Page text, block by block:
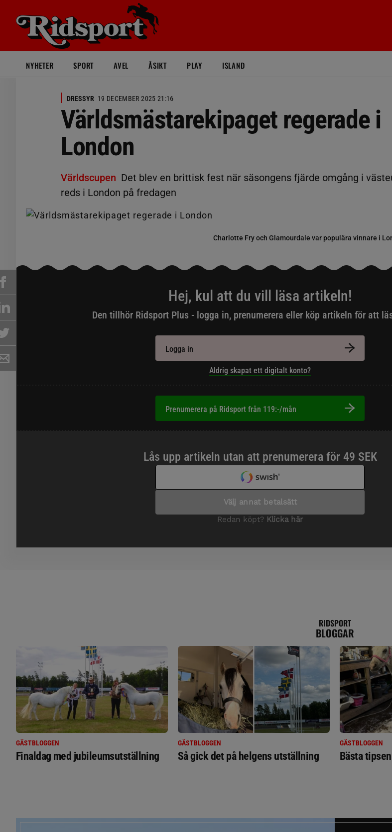
NYHETER SPORT AVEL ÅSIKT PLAY ISLAND
DRESSYR 19 DECEMBER 2025 21:16
Världsmästarekipaget regerade i
London
Världscupen Det blev en brittisk fest när säsongens fjärde omgång i
reds i London på fredagen
Charlotte Fry och Glamourdale var populära vinnare i
Hej, kul att du vill läsa artikeln!
Den tillhör Ridsport Plus - logga in, prenumerera eller köp artikeln för att
Logga in
Aldrig skapat ett digitalt konto?
Prenumerera på Ridsport från 119:-/mån
RIDSPORT
BLOGGAR
GÄSTBLOGGEN
Finaldag med jubileumsutställning
GÄSTBLOGGEN
Så gick det på helgens utställning
GÄSTBLOGGEN
Bästa